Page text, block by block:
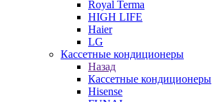
Royal Terma
HIGH LIFE
Haier
LG
Кассетные кондиционеры
Назад
Кассетные кондиционеры
Hisense